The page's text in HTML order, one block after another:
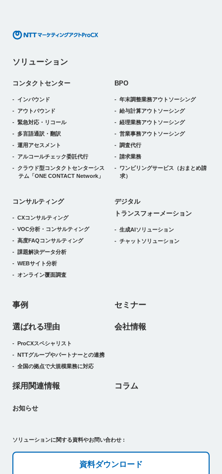
ソリューション
コンタクトセンター
インバウンド
アウトバウンド
緊急対応・リコール
多言語通訳・翻訳
運用アセスメント
アルコールチェック委託代行
クラウド型コンタクトセンターシス
テム 「ONE CONTACT Network」
BPO
年末調整業務アウトソーシング
給与計算アウトソーシング
経理業務アウトソーシング
営業事務アウトソーシング
調査代行
請求業務
ワンビリングサービス （おまとめ請
求）
コンサルティング
CXコンサルティング
VOC分析・コンサルティング
高度FAQコンサルティング
課題解決データ分析
WEBサイト分析
オンライン覆面調査
デジタルトランスフォーメーション
デジタル
トランスフォーメーション
生成AIソリューション
チャットソリューション
事例 セミナー
選ばれる理由
ProCXスペシャリスト
NTTグループやパートナーとの連携
全国の拠点で大規模業務に対応
会社情報
採用関連情報 コラム
お知らせ
ソリューションに関する資料やお問い合わせ :
資料ダウンロード